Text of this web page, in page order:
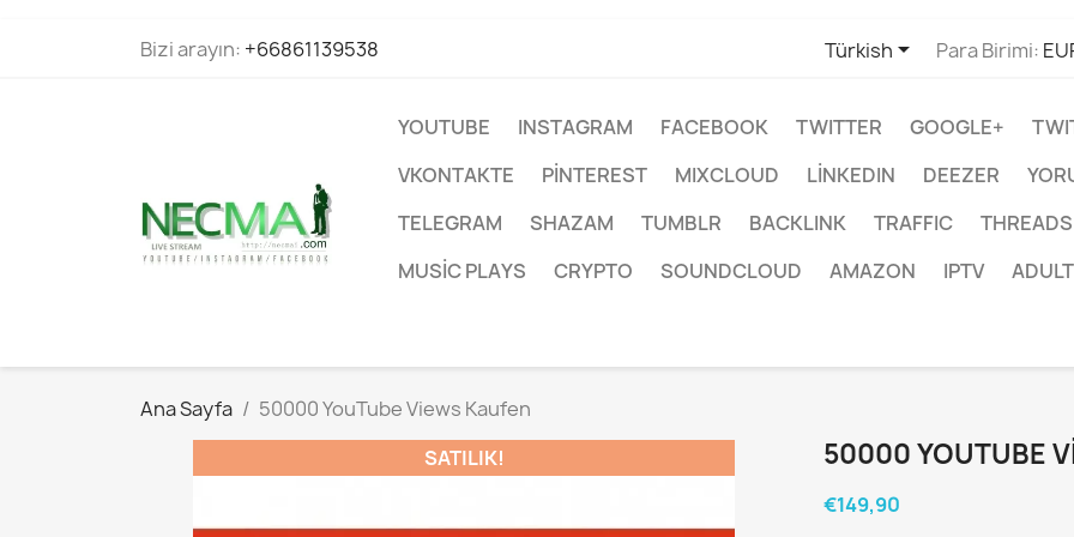
Bizi arayın: +66861139538 Türkish Para Birimi:
YOUTUBE INSTAGRAM FACEBOOK TWITTER GOOGLE+
VKONTAKTE
PINTEREST MIXCLOUD LINKEDIN DEEZER
TELEGRAM
SHAZAM TUMBLR BACKLINK TRAFFIC THREADS
MUSIC PLAYS
CRYPTO SOUNDCLOUD AMAZON IPTV ADULT
Ana Sayfa
50000 YouTube Views Kaufen
SATILIK!
50000 YOUTUBE
€149,90